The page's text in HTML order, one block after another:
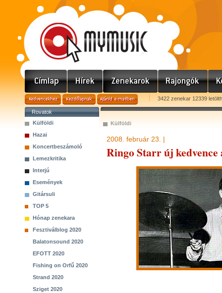
3422 zenekar 12339
Rovatok
Külföldi
Hazai
Koncertbeszámoló
Lemezkritika
Interjú
Események
Gitársuli
TOP 5
Hónap zenekara
Fesztiválblog 2020
Balatonsound 2020
EFOTT 2020
Fishing on Orfű 2020
Strand 2020
Sziget 2020
Külföldi
2008. február 23. |
Ringo Starr új kedvence